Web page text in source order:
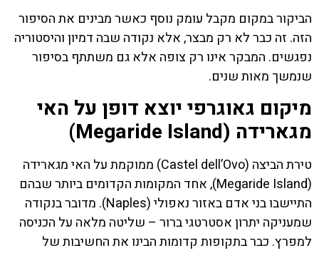
הביקור במקום מקבל עומק נוסף כאשר מבינים את הסיפור
הזה. זה כבר לא רק מבצר, אלא נקודה שבה דמיון והיסטוריה
נפגשים. המבקר אינו רק צופה אלא גם משתתף בסיפור
שנמשך מאות שנים.
מיקום גאוגרפי יוצא דופן על האי
מגארידה (Megaride Island)
טירת הביצה (Castel dell’Ovo) ממוקמת על האי מגארידה
(Megaride Island), אחד המקומות הקדומים ביותר שבהם
התיישבו בני אדם באזור נאפולי (Naples). מדובר בנקודה
שמעניקה יתרון אסטרטגי ברור – שליטה מלאה על הכניסה
למפרץ. כבר בתקופות קדומות הבינו את החשיבות של